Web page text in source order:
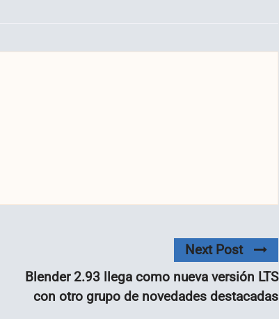
Next Post
Blender 2.93 llega como nueva versión LTS
con otro grupo de novedades destacadas